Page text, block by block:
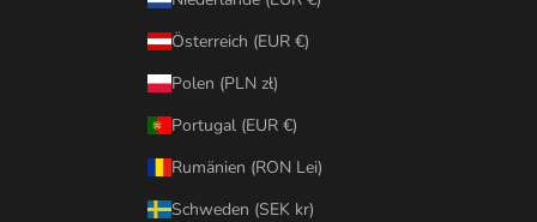
Österreich (EUR €)
Polen (PLN zł)
Portugal (EUR €)
Rumänien (RON Lei)
Schweden (SEK kr)